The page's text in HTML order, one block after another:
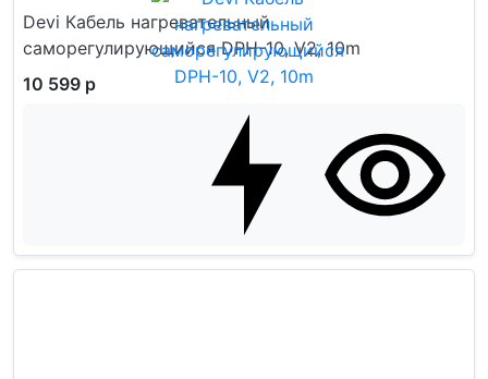
Devi Кабель нагревательный
саморегулирующийся DPH-10, V2, 10m
10 599 р